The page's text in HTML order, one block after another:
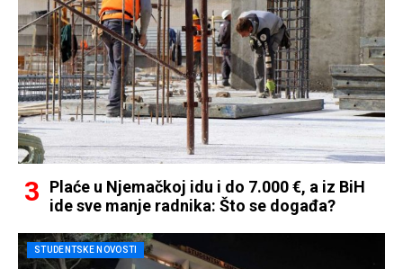
Plaće u Njemačkoj idu i do 7.000 €, a iz BiH
ide sve manje radnika: Što se događa?
STUDENTSKE NOVOSTI